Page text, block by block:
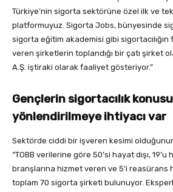
Türkiye’nin sigorta sektörüne özel ilk ve
platformuyuz. Sigorta Jobs, bünyesinde
sigorta eğitim akademisi gibi sigortacılığın
veren şirketlerin toplandığı bir çatı şirket
A.Ş. iştiraki olarak faaliyet gösteriyor.”
Gençlerin sigortacılık
yönlendirilmeye ihtiyacı var
Sektörde ciddi bir işveren kesimi olduğunun
“TOBB verilerine göre 50’si hayat dışı,
branşlarına hizmet veren ve 5’i reasürans
toplam 70 sigorta şirketi bulunuyor.